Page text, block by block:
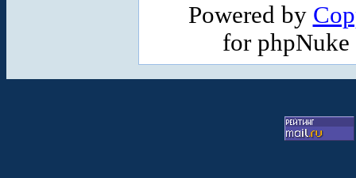
Powered by
for